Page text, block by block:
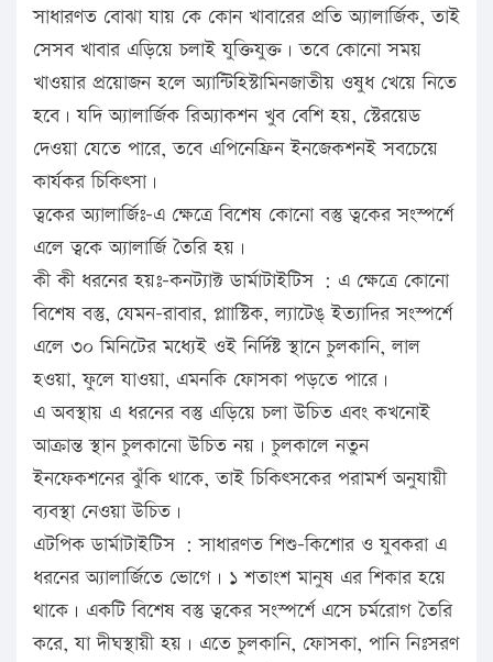
সাধারণত বোঝা যায় কে কোন খাবারের প্রতি অ্যালার্জিক, তাই
সেসব খাবার এড়িয়ে চলাই যুক্তিযুক্ত। তবে কোনো সময়
খাওয়ার প্রয়োজন হলে অ্যান্টিহিস্টামিনজাতীয় ওষুধ খেয়ে নিতে
হবে। যদি অ্যালার্জিক রিঅ্যাকশন খুব বেশি হয়, স্টেরয়েড
দেওয়া যেতে পারে, তবে এপিনেফ্রিন ইনজেকশনই সবচেয়ে
কার্যকর চিকিৎসা।
ত্বকের অ্যালার্জিঃ-এ ক্ষেত্রে বিশেষ কোনো বস্তু ত্বকের সংস্পর্শে
এলে ত্বকে অ্যালার্জি তৈরি হয়।
কী কী ধরনের হয়ঃ-কনট্যাক্ট ডার্মাটাইটিস : এ ক্ষেত্রে কোনো
বিশেষ বস্তু, যেমন-রাবার, প্লাাস্টিক, ল্যাটেঙ্ ইত্যাদির সংস্পর্শে
এলে ৩০ মিনিটের মধ্যেই ওই নির্দিষ্ট স্থানে চুলকানি, লাল
হওয়া, ফুলে যাওয়া, এমনকি ফোসকা পড়তে পারে।
এ অবস্থায় এ ধরনের বস্তু এড়িয়ে চলা উচিত এবং কখনোই
আক্রান্ত স্থান চুলকানো উচিত নয়। চুলকালে নতুন
ইনফেকশনের ঝুঁকি থাকে, তাই চিকিৎসকের পরামর্শ অনুযায়ী
ব্যবস্থা নেওয়া উচিত।
এটপিক ডার্মাটাইটিস : সাধারণত শিশু-কিশোর ও যুবকরা এ
ধরনের অ্যালার্জিতে ভোগে। ১ শতাংশ মানুষ এর শিকার হয়ে
থাকে। একটি বিশেষ বস্তু ত্বকের সংস্পর্শে এসে চর্মরোগ তৈরি
করে, যা দীঘস্থায়ী হয়। এতে চুলকানি, ফোসকা, পানি নিঃসরণ